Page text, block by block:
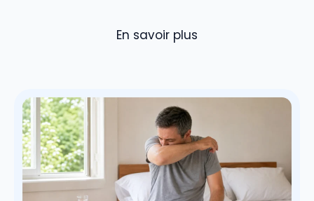
En savoir plus